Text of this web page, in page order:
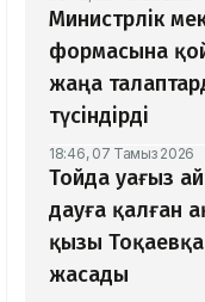
Министрлік
формасына
жаңа
түсіндірді
18:46, 07 Тамыз 2026
Тойда уағыз
дауға қалған
қызы
жасады